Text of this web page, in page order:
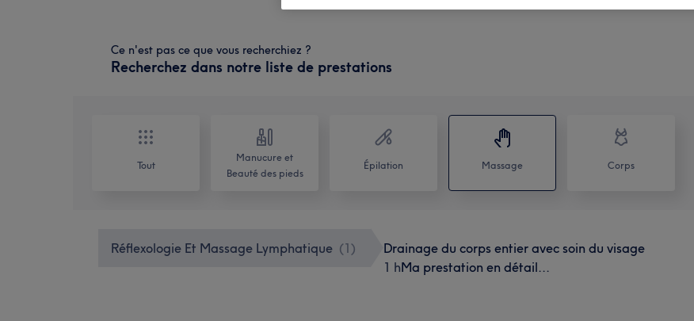
Ce n'est pas ce que vous recherchiez ?
Recherchez dans notre liste de prestations
Tout
Manucure et
Beauté des pieds
Épilation Massage Corps
Réflexologie Et Massage Lymphatique (1 )
Drainage du corps entier avec soin du visage
1 hMa prestation en détail...